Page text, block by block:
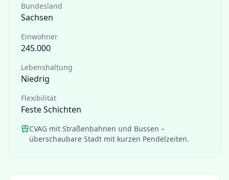
Bundesland
Sachsen
Einwohner
245.000
Lebenshaltung
Niedrig
Flexibilität
Feste Schichten
CVAG mit Straßenbahnen und Bussen –
überschaubare Stadt mit kurzen Pendelzeiten.